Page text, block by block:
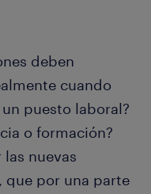
deben
cuando
puesto laboral?
o formación?
las nuevas
que por una parte